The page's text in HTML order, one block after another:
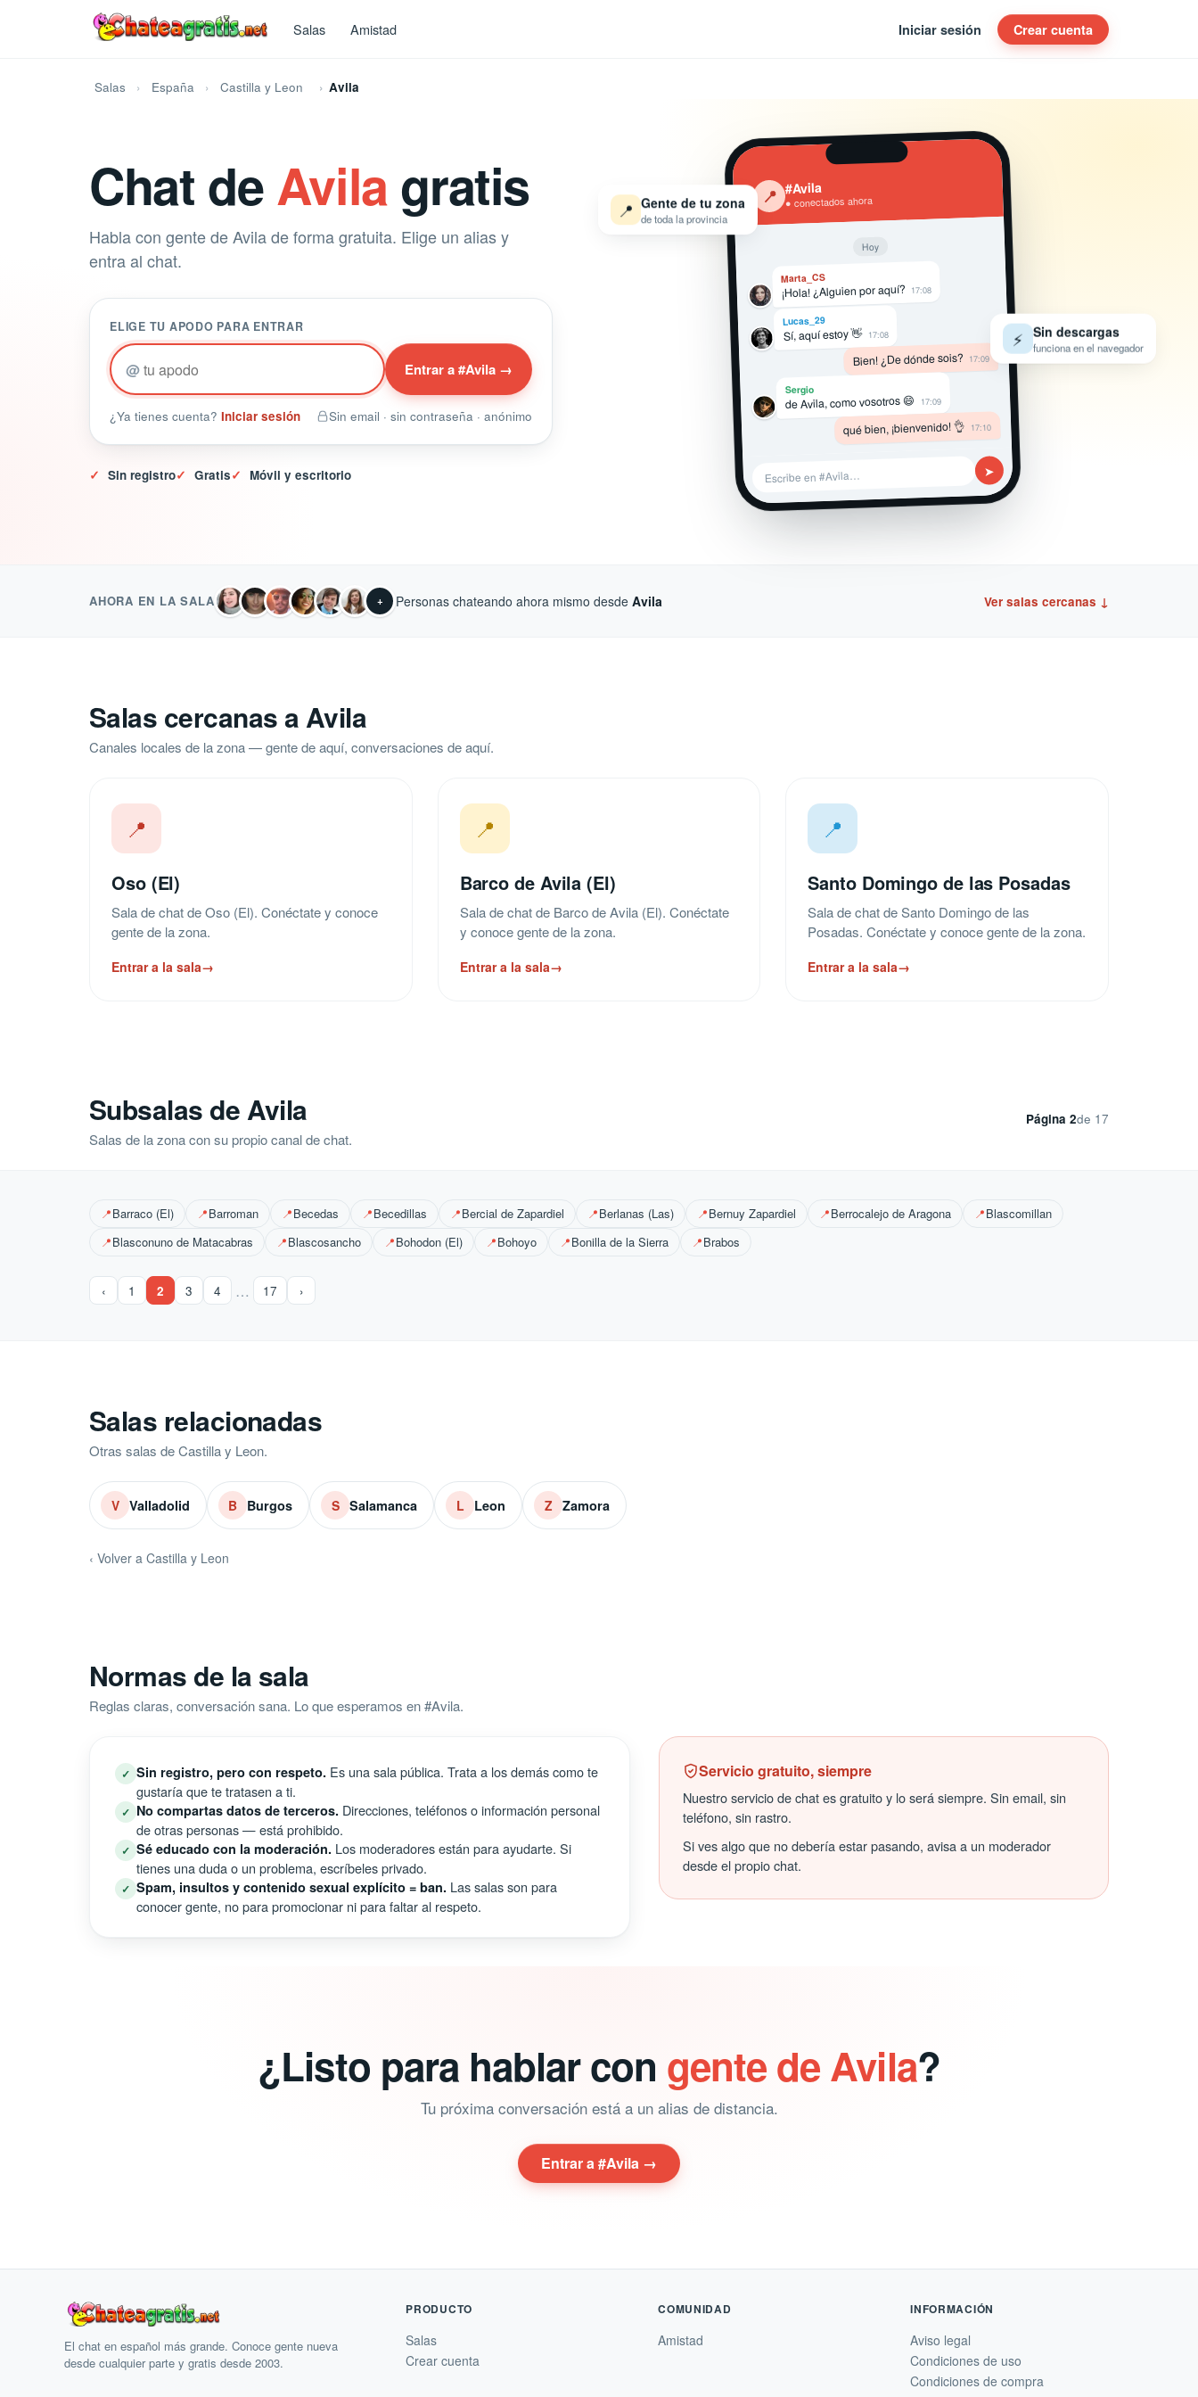
Salas Amistad Iniciar sesión Crear cuenta
Salas España Castilla y Leon Avila
Chat deAvilagratis
Habla con gente de Avila de forma gratuita. Elige un alias y
entra al chat.
ELIGE TU APODO PARA ENTRAR
@ Entrar a #Avila →
¿Ya tienes cuenta? Iniciar sesión Sin email · sin contraseña · anónimo
✓ Sin registro✓ Gratis✓ Móvil y escritorio
‹ 📍 #Avila
● conectados ahora
Hoy
Marta_CS
¡Hola! ¿Alguien por aquí? 17:08
Lucas_29
Sí, aquí estoy 👋 17:08
Bien! ¿De dónde sois? 17:09
Sergio
de Avila, como vosotros 😄 17:09
qué bien, ¡bienvenido! 👌 17:10
Escribe en #Avila… ➤
📍 Gente de tu zona
de toda la provincia
⚡ Sin descargas
funciona en el navegador
AHORA EN LA SALA + Personas chateando ahora mismo desdeAvila Ver salas cercanas ↓
Salas cercanas a Avila
Canales locales de la zona — gente de aquí, conversaciones de aquí.
📍
Oso (El)
Sala de chat de Oso (El). Conéctate y conoce
gente de la zona.
Entrar a la sala→
📍
Barco de Avila (El)
Sala de chat de Barco de Avila (El). Conéctate
y conoce gente de la zona.
Entrar a la sala→
📍
Santo Domingo de las Posadas
Sala de chat de Santo Domingo de las
Posadas. Conéctate y conoce gente de la zona.
Entrar a la sala→
Subsalas de Avila
Salas de la zona con su propio canal de chat.
Página 2de 17
📍Barraco (El) 📍Barroman 📍Becedas 📍Becedillas 📍Bercial de Zapardiel 📍Berlanas (Las) 📍Bernuy Zapardiel 📍Berrocalejo de Aragona 📍Blascomillan
📍Blasconuno de Matacabras 📍Blascosancho 📍Bohodon (El) 📍Bohoyo 📍Bonilla de la Sierra 📍Brabos
‹ 1 2 3 4 … 17 ›
Salas relacionadas
Otras salas de Castilla y Leon.
V Valladolid B Burgos S Salamanca L Leon Z Zamora
‹ Volver a Castilla y Leon
Normas de la sala
Reglas claras, conversación sana. Lo que esperamos en #Avila.
✓ Sin registro, pero con respeto. Es una sala pública. Trata a los demás como te
gustaría que te tratasen a ti.
✓ No compartas datos de terceros. Direcciones, teléfonos o información personal
de otras personas — está prohibido.
✓ Sé educado con la moderación. Los moderadores están para ayudarte. Si
tienes una duda o un problema, escríbeles privado.
✓ Spam, insultos y contenido sexual explícito = ban. Las salas son para
conocer gente, no para promocionar ni para faltar al respeto.
Servicio gratuito, siempre
Nuestro servicio de chat es gratuito y lo será siempre. Sin email, sin
teléfono, sin rastro.
Si ves algo que no debería estar pasando, avisa a un moderador
desde el propio chat.
¿Listo para hablar con gente de Avila?
Tu próxima conversación está a un alias de distancia.
Entrar a #Avila →
El chat en español más grande. Conoce gente nueva
desde cualquier parte y gratis desde 2003.
PRODUCTO
Salas
Crear cuenta
COMUNIDAD
Amistad
INFORMACIÓN
Aviso legal
Condiciones de uso
Condiciones de compra